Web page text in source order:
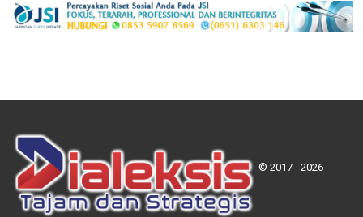
© 2017 - 2026